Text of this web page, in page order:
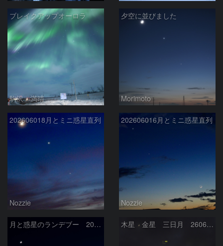
ブレイクアップオーロラ
駒沢 満晴
夕空に並びました
Morimoto
202606018月とミニ惑星直列
Nozzie
202606016月とミニ惑星直列
Nozzie
月と惑星のランデブー 2026/06/19 木星 金星 三日月 260618